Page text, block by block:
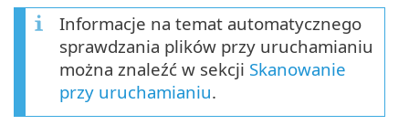
Informacje na temat automatycznego
sprawdzania plików przy uruchamianiu
można znaleźć w sekcji Skanowanie
przy uruchamianiu.